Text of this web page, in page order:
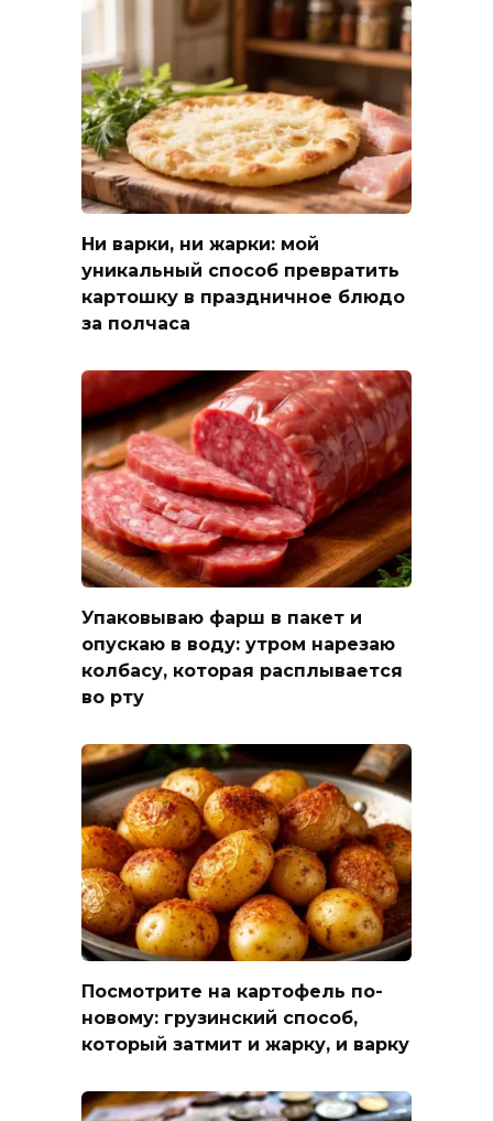
Ни варки, ни жарки: мой
уникальный способ превратить
картошку в праздничное блюдо
за полчаса
Упаковываю фарш в пакет и
опускаю в воду: утром нарезаю
колбасу, которая расплывается
во рту
Посмотрите на картофель по-
новому: грузинский способ,
который затмит и жарку, и варку